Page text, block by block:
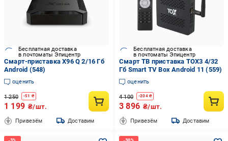
Бесплатная доставка
в почтоматы Эпицентр
Смарт-приставка X96 Q 2/16 Гб
Android (548)
оценить
1 250 -51 ₴
1 199 ₴/шт.
Привезём Доставим
Бесплатная доставка
в почтоматы Эпицентр
Смарт ТВ приставка TOX3 4/32
Гб Smart TV Box Android 11 (559)
оценить
4 100 -204₴
3 896 ₴/шт.
Привезём Доставим